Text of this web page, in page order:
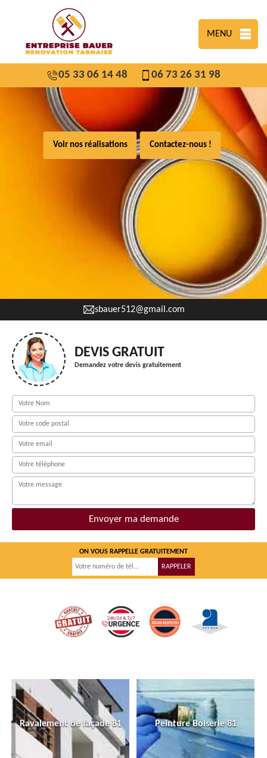
MENU
05 33 06 14 48 06 73 26 31 98
Voir nos réalisations Contactez-nous !
sbauer512@gmail.com
DEVIS GRATUIT
Demandez votre devis gratuitement
ON VOUS RAPPELLE GRATUITEMENT
Ravalement de façade 81 Peinture Boiserie 81